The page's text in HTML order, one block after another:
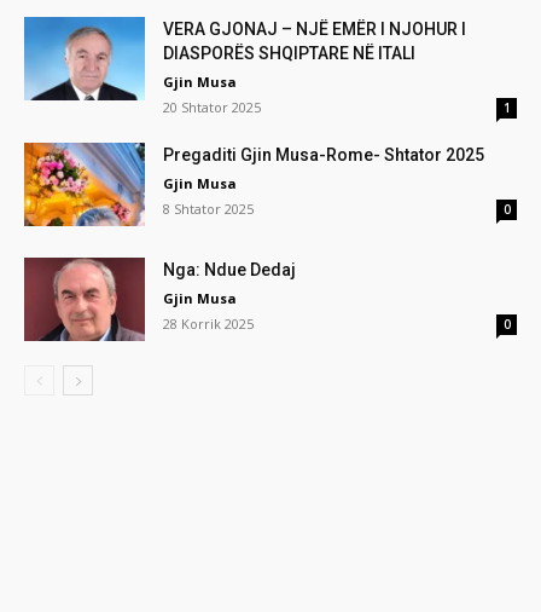
VERA GJONAJ – NJË EMËR I NJOHUR I
DIASPORËS SHQIPTARE NË ITALI
Gjin Musa
20 Shtator 2025
1
Pregaditi Gjin Musa-Rome- Shtator 2025
Gjin Musa
8 Shtator 2025
0
Nga: Ndue Dedaj
Gjin Musa
28 Korrik 2025
0